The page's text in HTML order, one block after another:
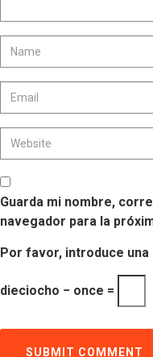
Guarda mi nombre,
navegador para la
Por favor, introduce
dieciocho − once =